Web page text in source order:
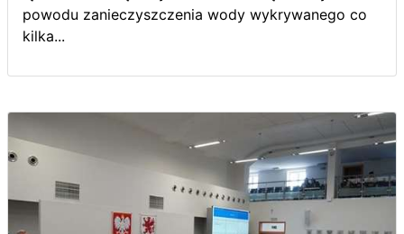
powodu zanieczyszczenia wody wykrywanego co
kilka...